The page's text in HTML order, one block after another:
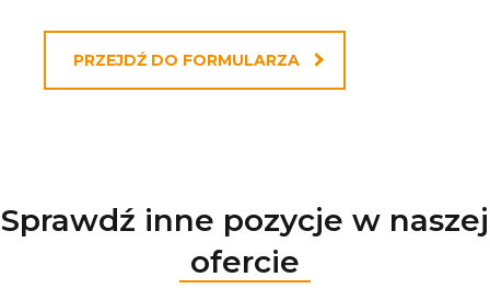
PRZEJDŹ DO FORMULARZA
Sprawdź inne pozycje w naszej
ofercie